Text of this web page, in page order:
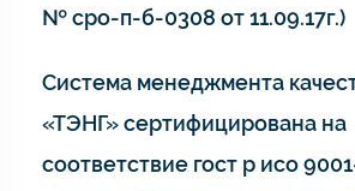
№ сро-п-б-0308 от 11.09.17г.)
Система менеджмента
«ТЭНГ» сертифицирована на
соответствие гост р исо